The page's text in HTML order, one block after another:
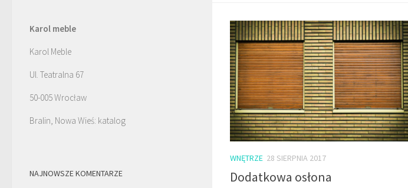
WNĘTRZE 28 SIERPNIA 2017
Dodatkowa osłona
Karol meble
Karol Meble
Ul. Teatralna 67
50-005 Wrocław
Bralin, Nowa Wieś: katalog
NAJNOWSZE KOMENTARZE